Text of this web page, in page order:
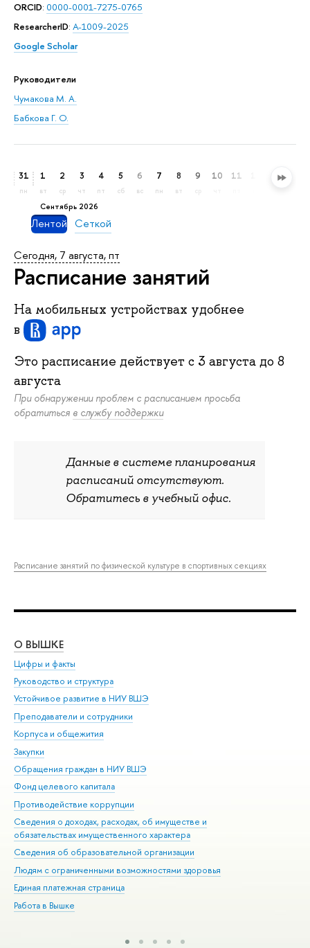
ORCID: 0000-0001-7275-0765
ResearcherID: A-1009-2025
Google Scholar
Руководители
Чумакова М. А.
Бабкова Г. О.
31
пн
сентябрь 2026
1
вт
2
ср
3
чт
4
пт
5
сб
6
вс
7
пн
8
вт
9 10 11 13
Лентой Сеткой
Сегодня, 7 августа, пт
Расписание занятий
На мобильных устройствах удобнее
в
Это расписание действует c 3 августа до 8
августа
При обнаружении проблем с расписанием просьба
обратиться в службу поддержки
Данные в системе планирования
расписаний отсутствуют.
Обратитесь в учебный офис.
Расписание занятий по физической культуре в спортивных секциях
О ВЫШКЕ
Цифры и факты
Руководство и структура
Устойчивое развитие в НИУ ВШЭ
Преподаватели и сотрудники
Корпуса и общежития
Закупки
Обращения граждан в НИУ ВШЭ
Фонд целевого капитала
Противодействие коррупции
Сведения о доходах, расходах, об имуществе и
обязательствах имущественного характера
Сведения об образовательной организации
Людям с ограниченными возможностями здоровья
Единая платежная страница
Работа в Вышке